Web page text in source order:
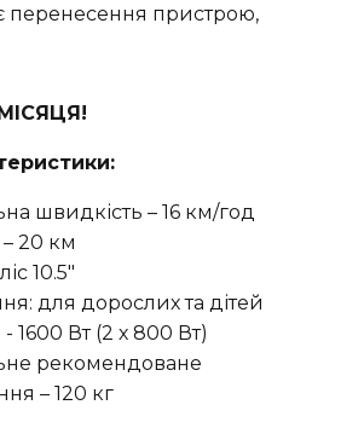
перенесення пристрою,
швидкість – 16 км/год
20 км
10.5"
для дорослих та дітей
- 1600 Вт (2 х 800 Вт)
рекомендоване
– 120 кг